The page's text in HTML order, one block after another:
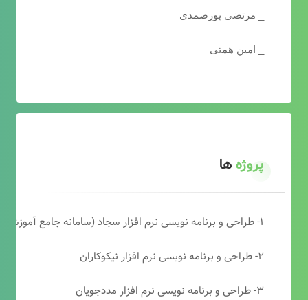
_ مرتضی پورصمدی
_ امین همتی
پروژهها
۱- طراحی و برنامه نویسی نرم افزار سجاد (سامانه جامع آموزشی دارالقرآن)
۲- طراحی و برنامه نویسی نرم افزار نیکوکاران
۳- طراحی و برنامه نویسی نرم افزار مددجویان